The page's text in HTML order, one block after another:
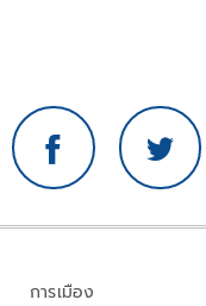
การเมือง